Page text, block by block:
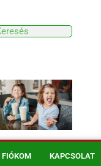
FIÓKOM KAPCSOLAT